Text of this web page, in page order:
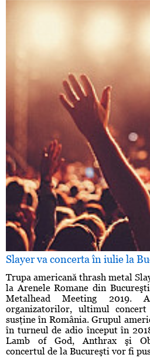
Slayer va concerta în iulie la
Trupa americană thrash metal
la Arenele Romane din
Metalhead Meeting
organizatorilor, ultimul
susţine în România. Grupul
în turneul de adio început în
Lamb of God, Anthrax şi
concertul de la Bucureşti vor fi